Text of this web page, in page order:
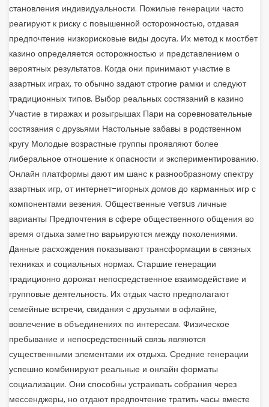
становления индивидуальности. Пожилые генерации часто
реагируют к риску с повышенной осторожностью, отдавая
предпочтение низкорисковые виды досуга. Их метод к мостбет
казино определяется осторожностью и представлением о
вероятных результатов. Когда они принимают участие в
азартных играх, то обычно задают строгие рамки и следуют
традиционных типов. Выбор реальных состязаний в казино
Участие в тиражах и розыгрышах Пари на соревновательные
состязания с друзьями Настольные забавы в родственном
кругу Молодые возрастные группы проявляют более
либеральное отношение к опасности и экспериментированию.
Онлайн платформы дают им шанс к разнообразному спектру
азартных игр, от интернет-игорных домов до карманных игр с
компонентами везения. Общественные versus личные
варианты Предпочтения в сфере общественного общения во
время отдыха заметно варьируются между поколениями.
Данные расхождения показывают трансформации в связных
техниках и социальных нормах. Старшие генерации
традиционно дорожат непосредственное взаимодействие и
групповые деятельность. Их отдых часто предполагают
семейные встречи, свидания с друзьями в офлайне,
вовлечение в объединениях по интересам. Физическое
пребывание и непосредственный связь являются
существенными элементами их отдыха. Средние генерации
успешно комбинируют реальные и онлайн форматы
социализации. Они способны устраивать собрания через
мессенджеры, но отдают предпочтение тратить часы вместе